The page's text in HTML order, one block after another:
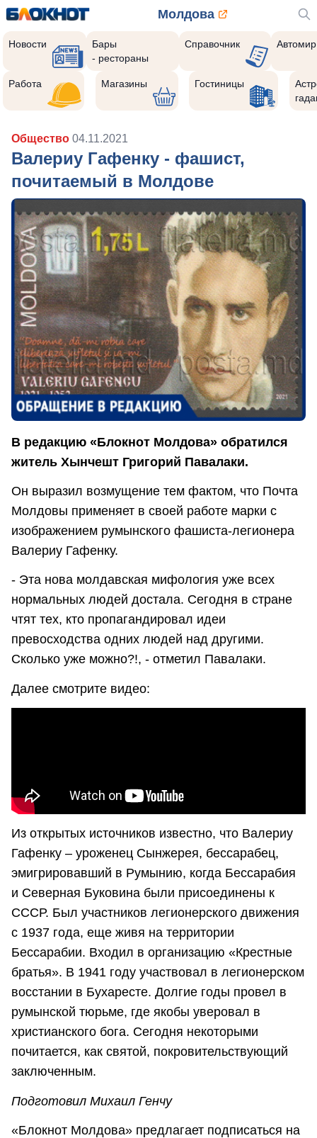
Молдова
Новости
Бары
- рестораны
Справочник Автомир
Работа Магазины Гостиницы
Общество 04.11.2021
Валериу Гафенку - фашист,
почитаемый в Молдове
В редакцию «Блокнот Молдова» обратился
житель Хынчешт Григорий Павалаки.
Он выразил возмущение тем фактом, что Почта
Молдовы применяет в своей работе марки с
изображением румынского фашиста-легионера
Валериу Гафенку.
- Эта нова молдавская мифология уже всех
нормальных людей достала. Сегодня в стране
чтят тех, кто пропагандировал идеи
превосходства одних людей над другими.
Сколько уже можно?!, - отметил Павалаки.
Далее смотрите видео:
Из открытых источников известно, что Валериу
Гафенку – уроженец Сынжерея, бессарабец,
эмигрировавший в Румынию, когда Бессарабия
и Северная Буковина были присоединены к
СССР. Был участников легионерского движения
с 1937 года, еще живя на территории
Бессарабии. Входил в организацию «Крестные
братья». В 1941 году участвовал в легионерском
восстании в Бухаресте. Долгие годы провел в
румынской тюрьме, где якобы уверовал в
христианского бога. Сегодня некоторыми
почитается, как святой, покровительствующий
заключенным.
Подготовил Михаил Генчу
«Блокнот Молдова» предлагает подписаться на